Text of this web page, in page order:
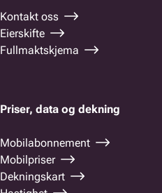
Kontakt oss
Eierskifte
Fullmaktskjema
Priser, data og dekning
Mobilabonnement
Mobilpriser
Dekningskart